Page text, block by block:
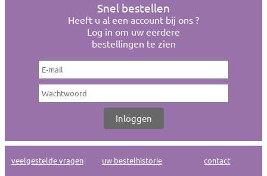
Snel bestellen
Heeft u al een account bij ons ?
Log in om uw eerdere
bestellingen te zien
veelgestelde vragen uw bestelhistorie contact